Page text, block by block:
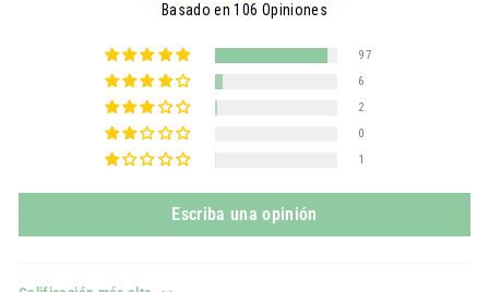
Basado en 106 Opiniones
97
6
2
0
1
Escriba una opinión